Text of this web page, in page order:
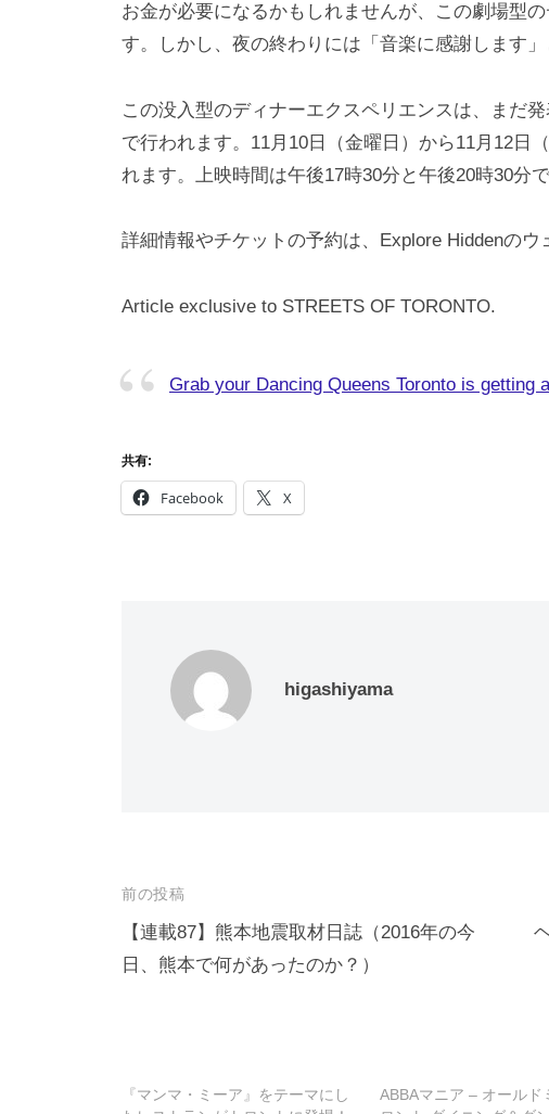
お金が必要になるかもしれませんが、この劇場型
す。しかし、夜の終わりには「音楽に感謝します」
この没入型のディナーエクスペリエンスは、まだ
で行われます。11月10日（金曜日）から11月12日
れます。上映時間は午後17時30分と午後20時30分で
詳細情報やチケットの予約は、Explore Hiddenのウ
Article exclusive to STREETS OF TORONTO.
Grab your Dancing Queens Toronto is getting
共有:
Facebook X
higashiyama
投
稿
ナ
前の投稿
【連載87】熊本地震取材日誌（2016年の今
日、熊本で何があったのか？）
『マンマ・ミーア』をテーマにし
ABBAマニア – オールド